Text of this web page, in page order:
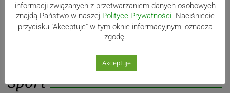
Sport
informacji związanych z przetwarzaniem danych osobowych
znajdą Państwo w naszej Polityce Prywatności. Naciśniecie
przycisku "Akceptuje" w tym oknie informacyjnym, oznacza
zgodę.
Akceptuje